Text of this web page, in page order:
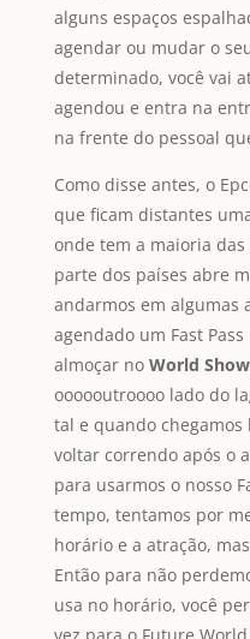
alguns espaços
agendar ou mudar o
determinado, você vai
agendou e entra na
na frente do pessoal
Como disse antes, o
que ficam distantes
onde tem a maioria das
parte dos países abre
andarmos em algumas
agendado um Fast
almoçar no World
oooooutroooo lado do
tal e quando
voltar correndo após o
para usarmos o nosso
tempo, tentamos por
horário e a atração,
Então para não
usa no horário, você
vez para o Future